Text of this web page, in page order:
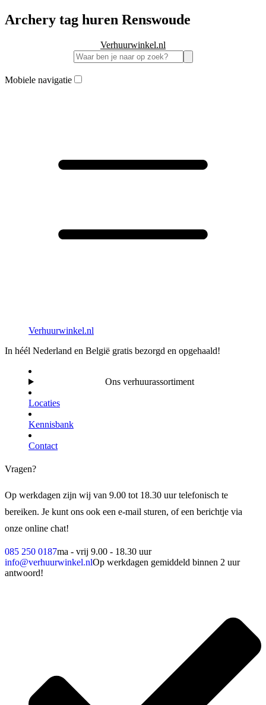
Archery tag huren Renswoude
Verhuurwinkel.nl
Mobiele navigatie
Verhuurwinkel.nl
In héél Nederland en België gratis bezorgd en opgehaald!
Ons verhuurassortiment
Locaties
Kennisbank
Contact
Vragen?
Op werkdagen zijn wij van 9.00 tot 18.30 uur telefonisch te
bereiken. Je kunt ons ook een e-mail sturen, of een berichtje via
onze online chat!
085 250 0187ma - vrij 9.00 - 18.30 uur
info@verhuurwinkel.nlOp werkdagen gemiddeld binnen 2 uur
antwoord!